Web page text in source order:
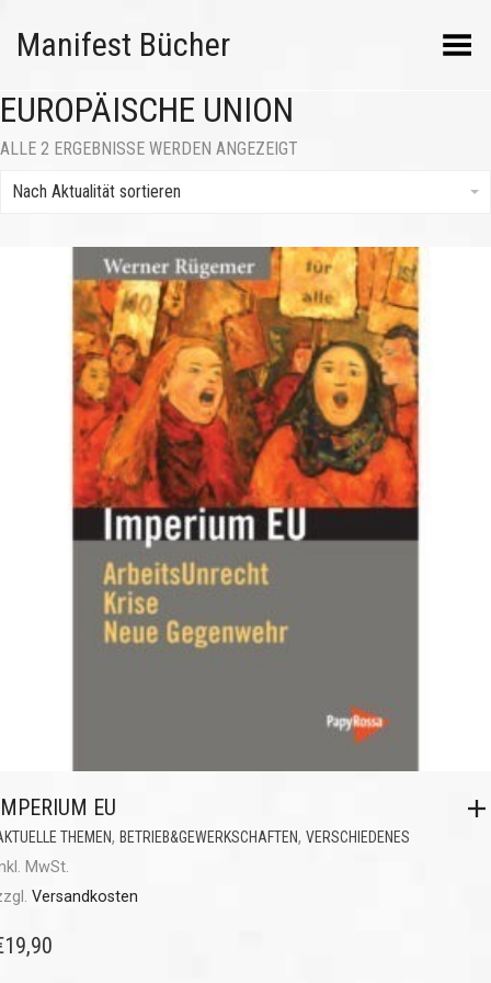
Manifest Bücher Menü umschalten
EUROPÄISCHE UNION
ALLE 2 ERGEBNISSE WERDEN ANGEZEIGT
Nach Aktualität sortieren
EU
THEMEN, BETRIEB&GEWERKSCHAFTEN, VERSCHIEDENES
MwSt.
Versandkosten
19,90